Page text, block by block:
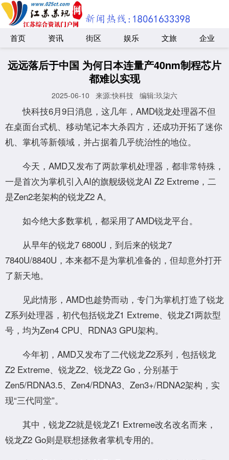
首页 资讯 街区 娱乐 文旅 企业
远远落后于中国 为何日本连量产40nm制程芯片
都难以实现
2025-06-10 来源:快科技 编辑:玖柒六
快科技6月9日消息，这几年，AMD锐龙处理器不但
在桌面台式机、移动笔记本大杀四方，还成功开拓了迷你
机、掌机等新领域，并占据着几乎统治性的地位。
今天，AMD又发布了两款掌机处理器，都非常特殊，
一是首次为掌机引入AI的旗舰级锐龙AI Z2 Extreme，二
是Zen2老架构的锐龙Z2 A。
如今绝大多数掌机，都采用了AMD锐龙平台。
从早年的锐龙7 6800U，到后来的锐龙7
7840U/8840U，本来都不是为掌机准备的，但却意外打开
了新天地。
见此情形，AMD也趁势而动，专门为掌机打造了锐龙
Z系列处理器，初代包括锐龙Z1 Extreme、锐龙Z1两款型
号，均为Zen4 CPU、RDNA3 GPU架构。
今年初，AMD又发布了二代锐龙Z2系列，包括锐龙
Z2 Extreme、锐龙Z2、锐龙Z2 Go，分别基于
Zen5/RDNA3.5、Zen4/RDNA3、Zen3+/RDNA2架构，实
现“三代同堂”。
其中，锐龙Z2就是锐龙Z1 Extreme改名改名而来，
锐龙Z2 Go则是联想拯救者掌机专用的。